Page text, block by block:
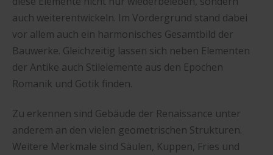
auch weiterentwickeln. Im Vordergrund stand dabei
vor allem auch ein harmonisches Gesamtbild der
Bauwerke. Gleichzeitig lassen sich neben Elementen
der Antike auch Stilelemente aus den Epochen
Romanik und Gotik finden.
Zu erkennen sind Gebäude der Renaissance unter
anderem an den vielen geometrischen Strukturen.
Weitere Merkmale sind Säulen, Kuppen, Fries und